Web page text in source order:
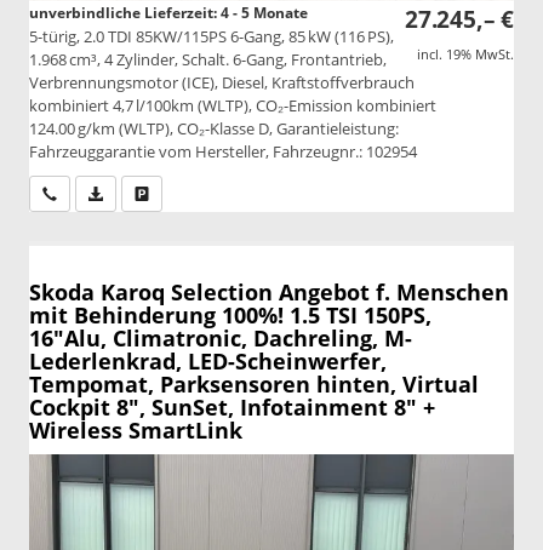
27.245,– €
incl. 19% MwSt.
unverbindliche Lieferzeit: 4 - 5 Monate
5-türig, 2.0 TDI 85KW/115PS 6-Gang, 85 kW (116 PS),
1.968 cm³, 4 Zylinder, Schalt. 6-Gang, Frontantrieb,
Verbrennungsmotor (ICE), Diesel, Kraftstoffverbrauch
kombiniert 4,7 l/100km (WLTP), CO₂-Emission kombiniert
124.00 g/km (WLTP), CO₂-Klasse D, Garantieleistung:
Fahrzeuggarantie vom Hersteller, Fahrzeugnr.: 102954
Wir rufen Sie anPDF-Datei, Fahrzeugexposé drucken
Skoda Karoq Selection Angebot f. Menschen
mit Behinderung 100%! 1.5 TSI 150PS,
16"Alu, Climatronic, Dachreling, M-
Lederlenkrad, LED-Scheinwerfer,
Tempomat, Parksensoren hinten, Virtual
Cockpit 8", SunSet, Infotainment 8" +
Wireless SmartLink